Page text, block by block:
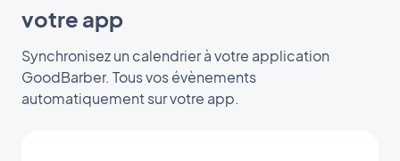
votre app
Synchronisez un calendrier à votre application
GoodBarber. Tous vos évènements
automatiquement sur votre app.